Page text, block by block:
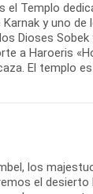
Templo
y uno
Dioses
a Haroeris
El templo
los
el